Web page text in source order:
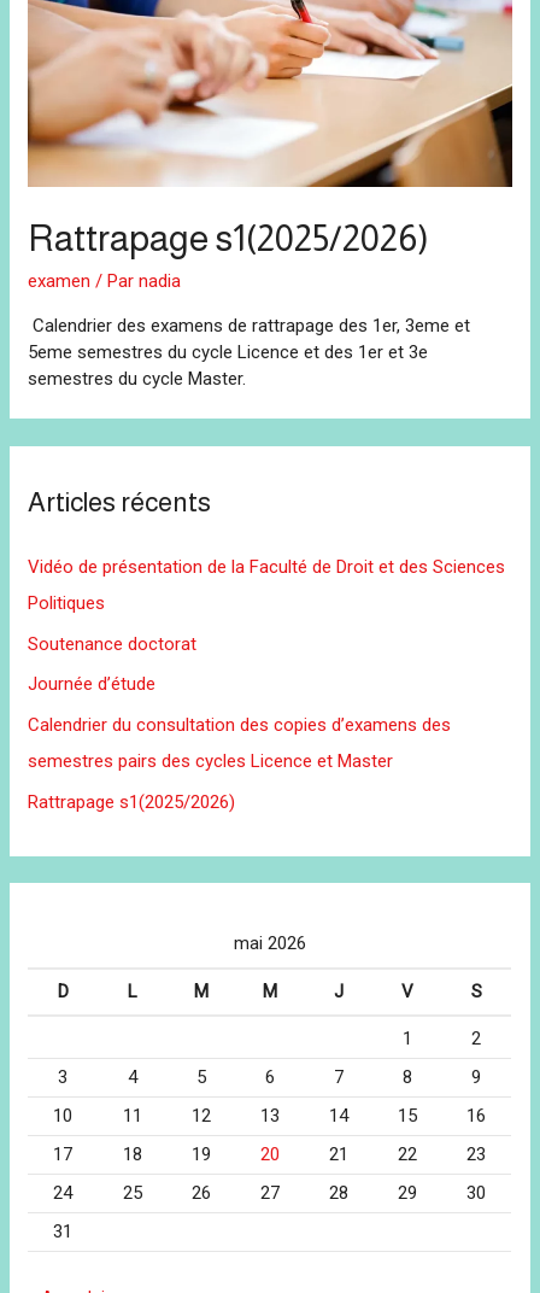
Rattrapage s1(2025/2026)
examen / Parnadia
Calendrier des examens de rattrapage des 1er, 3eme et
5eme semestres du cycle Licence et des 1er et 3e
semestres du cycle Master.
Articles récents
Vidéo de présentation de la Faculté de Droit et des Sciences
Politiques
Soutenance doctorat
Journée d’étude
Calendrier du consultation des copies d’examens des
semestres pairs des cycles Licence et Master
Rattrapage s1(2025/2026)
mai 2026
D L M M J V S
1
2
3
4 5 6 7 8
9
10
11 12 13 14 15
16
17
18 19 20 21 22
23
24
25 26 27 28 29
30
31